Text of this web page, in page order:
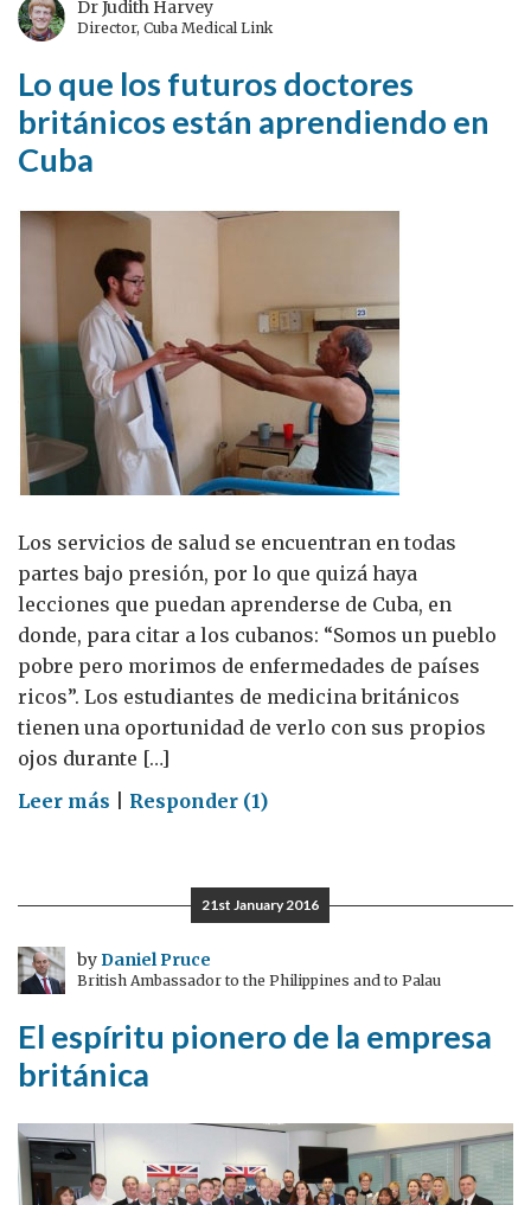
presagio
lo
que
Dr Judith Harvey
Director, Cuba Medical Link
Lo que los futuros doctores
británicos están aprendiendo en
Cuba
Los servicios de salud se encuentran en todas
partes bajo presión, por lo que quizá haya
lecciones que puedan aprenderse de Cuba, en
donde, para citar a los cubanos: “Somos un pueblo
pobre pero morimos de enfermedades de países
ricos”. Los estudiantes de medicina británicos
tienen una oportunidad de verlo con sus propios
ojos durante […]
Leer más on
doctores
británicos
aprendiendo
en
Responder (1)
21st January 2016
byDaniel Pruce
British Ambassador to the Philippines and to Palau
El espíritu pionero de la empresa
británica